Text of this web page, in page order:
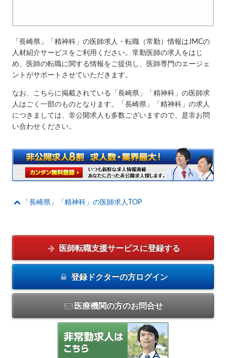
「長崎県」「精神科」の医師求人・転職（常勤）情報はJMCの
人材紹介サービスをご利用ください。常勤医師の求人をはじ
め、医師の転職に関する情報をご提供し、医師専門のエージェ
ントがサポートさせていただきます。
なお、こちらに掲載されている「長崎県」「精神科」の医師求
人はごく一部のものとなります。「長崎県」「精神科」の求人
につきましては、非公開求人も多数ございますので、是非お問
い合わせください。
「長崎県」「精神科」の医師求人TOP
医師転職支援サービスに登録する
登録ドクターの方ログイン
医療機関の方のお問合せ